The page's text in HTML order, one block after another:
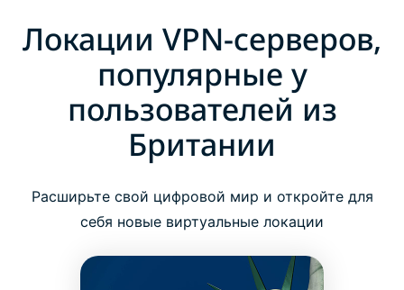
Локации VPN-серверов,
популярные у
пользователей из
Британии
Расширьте свой цифровой мир и откройте для
себя новые виртуальные локации